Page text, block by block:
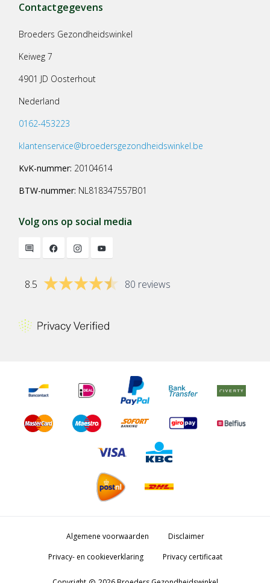
Contactgegevens
Broeders Gezondheidswinkel
Keiweg 7
4901 JD Oosterhout
Nederland
0162-453223
klantenservice@broedersgezondheidswinkel.be
KvK-nummer: 20104614
BTW-nummer: NL818347557B01
Volg ons op social media
8.5 80 reviews
Algemene voorwaarden
Disclaimer
Privacy- en cookieverklaring
Privacy certificaat